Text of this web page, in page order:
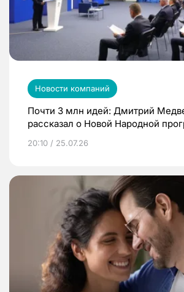
Новости компаний
Почти 3 млн идей: Дмитрий
рассказал о Новой Народной
20:10 / 25.07.26